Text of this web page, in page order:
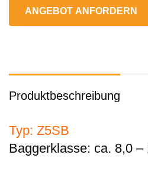
ANGEBOT ANFORDERN
Produktbeschreibung
Typ: Z5SB
Baggerklasse: ca. 8,0 –